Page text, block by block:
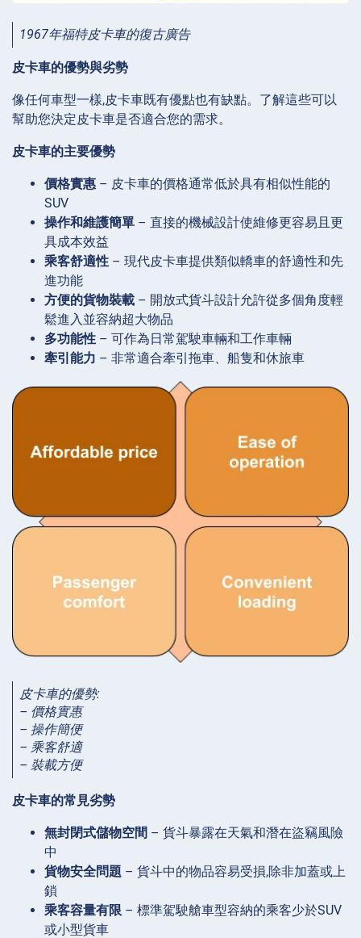
1967年福特皮卡車的復古廣告
皮卡車的優勢與劣勢
像任何車型一樣,皮卡車既有優點也有缺點。了解這些可以
幫助您決定皮卡車是否適合您的需求。
皮卡車的主要優勢
價格實惠 – 皮卡車的價格通常低於具有相似性能的
SUV
操作和維護簡單 – 直接的機械設計使維修更容易且更
具成本效益
乘客舒適性 – 現代皮卡車提供類似轎車的舒適性和先
進功能
方便的貨物裝載 – 開放式貨斗設計允許從多個角度輕
鬆進入並容納超大物品
多功能性 – 可作為日常駕駛車輛和工作車輛
牽引能力 – 非常適合牽引拖車、船隻和休旅車
皮卡車的優勢:
– 價格實惠
– 操作簡便
– 乘客舒適
– 裝載方便
皮卡車的常見劣勢
無封閉式儲物空間 – 貨斗暴露在天氣和潛在盜竊風險
中
貨物安全問題 – 貨斗中的物品容易受損,除非加蓋或上
鎖
乘客容量有限 – 標準駕駛艙車型容納的乘客少於SUV
或小型貨車